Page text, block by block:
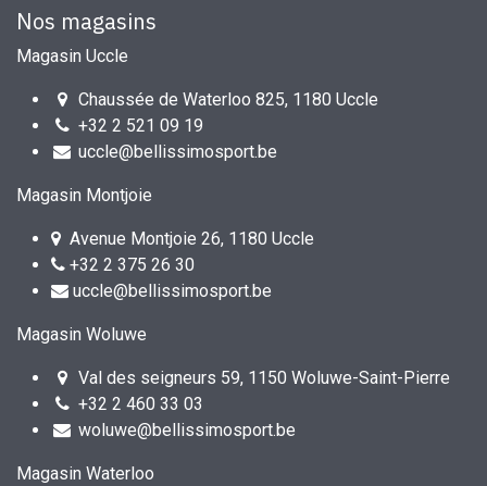
Nos magasins
Magasin Uccle
Chaussée de Waterloo 825, 1180 Uccle
+32 2 521 09 19
uccle@bellissimosport.be
Magasin Montjoie
Avenue Montjoie 26, 1180 Uccle
+32 2 375 26 30
uccle@bellissimosport.be
Magasin Woluwe
Val des seigneurs 59, 1150 Woluwe-Saint-Pierre
+32 2 460 33 03
woluwe@bellissimosport.be
Magasin Waterloo